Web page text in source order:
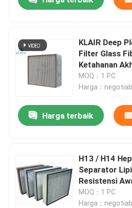
KLAIR Deep
Filter Glass
Ketahanan
MOQ：1 PC
Harga：
Harga terbaik
H13 / H14
Separator
Resistensi
MOQ：1 PC
Harga：